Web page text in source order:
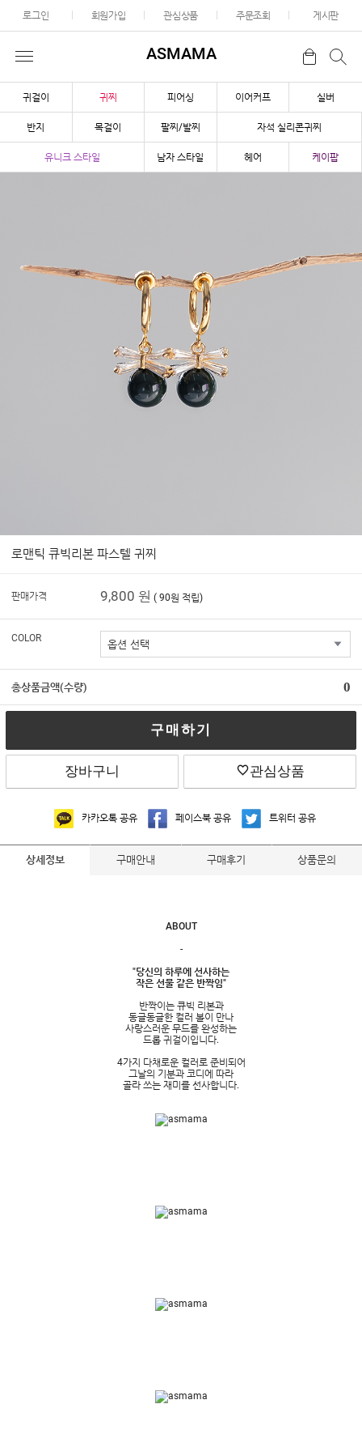
로그인 회원가입 관심상품 주문조회 게시판
ASMAMA
귀걸이 귀찌 피어싱 이어커프 실버
반지 목걸이 팔찌/발찌 자석 실리콘귀찌
유니크 스타일 남자 스타일 헤어 케이팝
로맨틱 큐빅리본 파스텔 귀찌
판매가격 9,800 원 ( 90원 적립)
COLOR
총상품금액(수량) 0
구매하기
장바구니 관심상품
카카오톡 공유 페이스북 공유 트위터 공유
상세정보 구매안내 구매후기 상품문의
ABOUT
-
"당신의 하루에 선사하는
작은 선물 같은 반짝임"
반짝이는 큐빅 리본과
동글동글한 컬러 볼이 만나
사랑스러운 무드를 완성하는
드롭 귀걸이입니다.
4가지 다채로운 컬러로 준비되어
그날의 기분과 코디에 따라
골라 쓰는 재미를 선사합니다.